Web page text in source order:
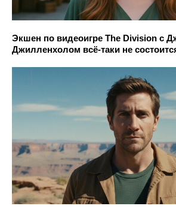
Экшен по видеоигре The Division с
Джилленхолом всё-таки не